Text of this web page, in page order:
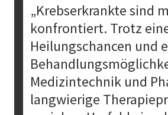
„Krebserkrankte sind
konfrontiert. Trotz
Heilungschancen und
Medizintechnik und
langwierige